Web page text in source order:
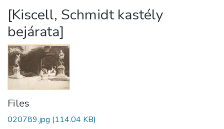
Statistics
About us
[Kiscell, Schmidt kastély
bejárata]
Files
020789.jpg (114.04 KB)